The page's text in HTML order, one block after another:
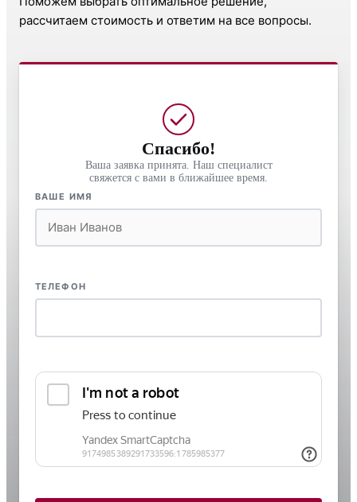
рассчитаем стоимость и ответим на все вопросы.
Спасибо!
Ваша заявка принята. Наш специалист
свяжется с вами в ближайшее время.
ВАШЕ ИМЯ
ТЕЛЕФОН